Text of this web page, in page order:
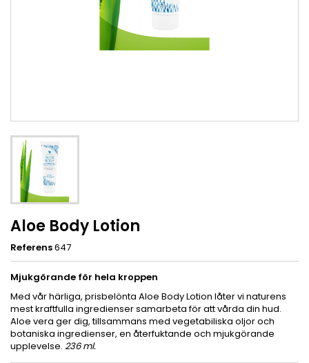
Aloe Body Lotion
Referens647
Mjukgörande för hela kroppen
Med vår härliga, prisbelönta Aloe Body Lotion låter vi naturens
mest kraftfulla ingredienser samarbeta för att vårda din hud.
Aloe vera ger dig, tillsammans med vegetabiliska oljor och
botaniska ingredienser, en återfuktande och mjukgörande
upplevelse. 236 ml.